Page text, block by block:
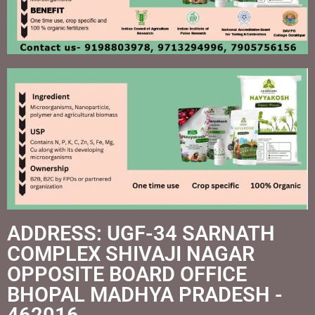
ADDRESS: UGF-34 SARNATH
COMPLEX SHIVAJI NAGAR
OPPOSITE BOARD OFFICE
BHOPAL MADHYA PRADESH -